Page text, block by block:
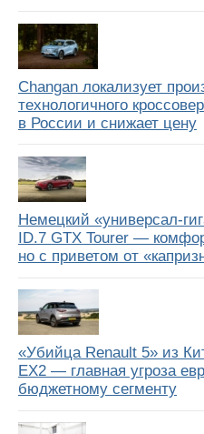
Changan локализует
технологичного
в России и снижает цену
Немецкий «универсал-
ID.7 GTX Tourer —
но с приветом от
«Убийца Renault 5» из
EX2 — главная угроза
бюджетному сегменту